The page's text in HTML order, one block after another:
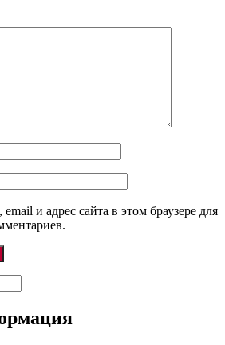
и адрес сайта в этом браузере для